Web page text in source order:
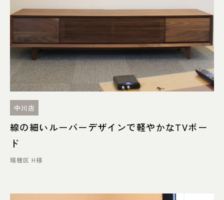
中川店
線の細いルーバーデザインで軽やかなTVボー
ド
瑞穂区 H様